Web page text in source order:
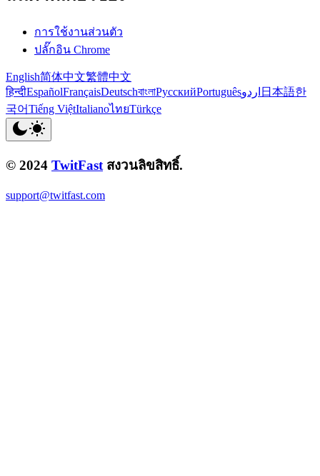
การใช้งานส่วนตัว
ปลั๊กอิน Chrome
English简体中文繁體中文
हिन्दीEspañolFrançaisDeutschবাংলাРусскийPortuguêsاردو 日本語한
국어Tiếng ViệtItalianoไทยTürkçe
© 2024 TwitFast สงวนลิขสิทธิ์.
support@twitfast.com